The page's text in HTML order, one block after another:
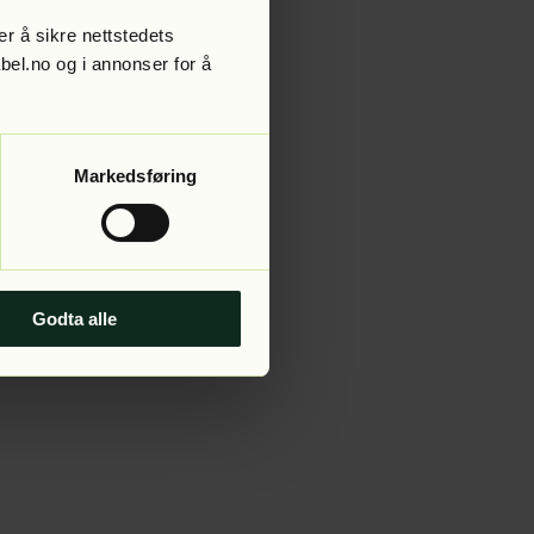
å sikre nettstedets
og i annonser for å
Markedsføring
Godta alle